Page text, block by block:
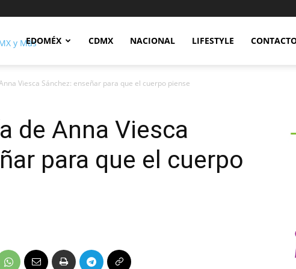
Notidex
EDOMÉX CDMX NACIONAL LIFESTYLE
Viesca Sánchez: enseñar para que el cuerpo piense
de Anna Viesca
para que el cuerpo